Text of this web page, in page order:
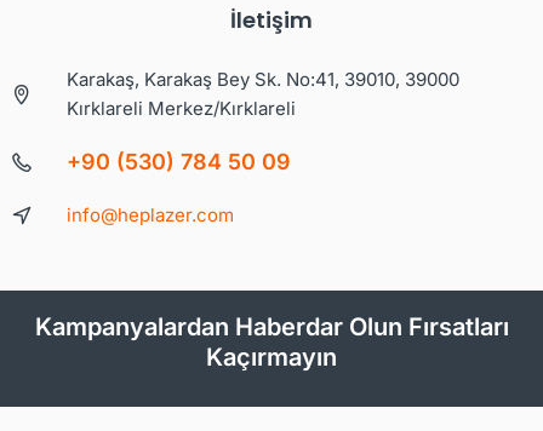
İletişim
Karakaş, Karakaş Bey Sk. No:41, 39010, 39000
Kırklareli Merkez/Kırklareli
+90 (530) 784 50 09
info@heplazer.com
Kampanyalardan Haberdar Olun Fırsatları
Kaçırmayın